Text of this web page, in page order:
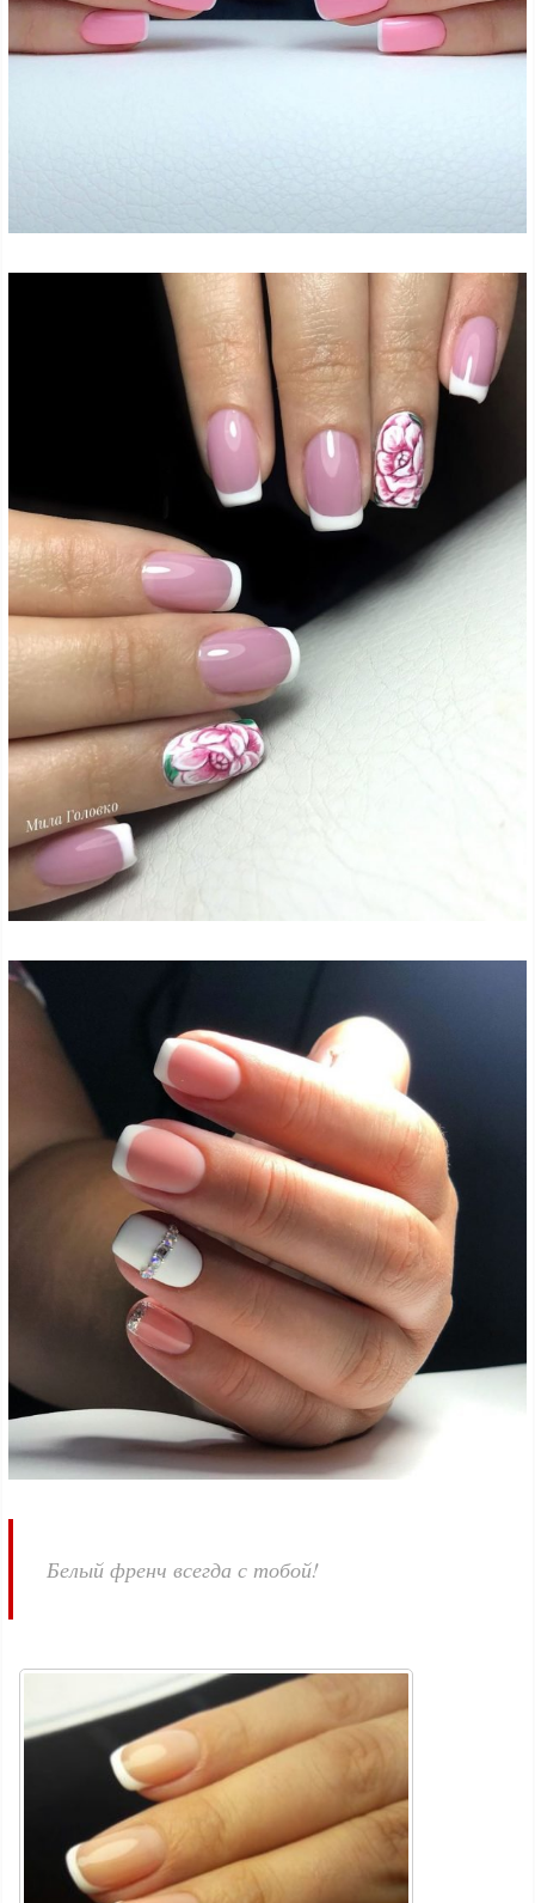
Белый френч всегда с тобой!